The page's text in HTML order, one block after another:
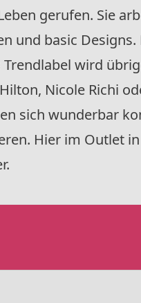
gerufen. Sie
und basic Designs.
wird
Nicole Richi
sich wunderbar
Hier im Outlet